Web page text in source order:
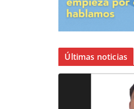
Últimas noticias